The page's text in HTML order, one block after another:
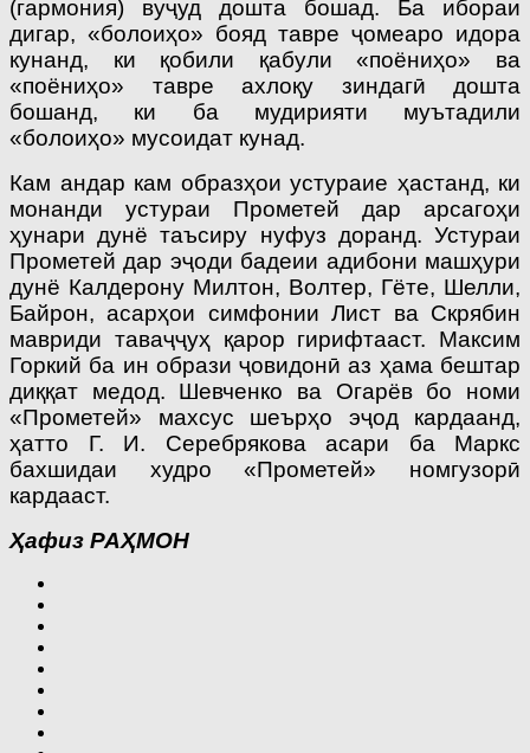
(гармония) вуҷуд дошта бошад. Ба ибораи
дигар, «болоиҳо» бояд тавре ҷомеаро идора
кунанд, ки қобили қабули «поёниҳо» ва
«поёниҳо» тавре ахлоқу зиндагӣ дошта
бошанд, ки ба мудирияти муътадили
«болоиҳо» мусоидат кунад.
Кам андар кам образҳои устураие ҳастанд, ки
монанди устураи Прометей дар арсагоҳи
ҳунари дунё таъсиру нуфуз доранд. Устураи
Прометей дар эҷоди бадеии адибони машҳури
дунё Калдерону Милтон, Волтер, Гёте, Шелли,
Байрон, асарҳои симфонии Лист ва Скрябин
мавриди таваҷҷуҳ қарор гирифтааст. Максим
Горкий ба ин образи ҷовидонӣ аз ҳама бештар
диққат медод. Шевченко ва Огарёв бо номи
«Прометей» махсус шеърҳо эҷод кардаанд,
ҳатто Г. И. Серебрякова асари ба Маркс
бахшидаи худро «Прометей» номгузорӣ
кардааст.
Ҳафиз РАҲМОН